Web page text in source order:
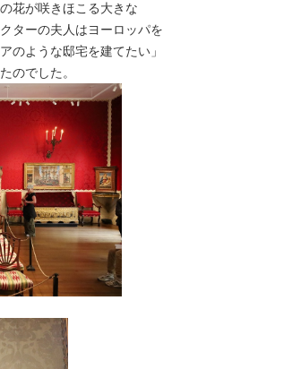
花が咲きほこる大きな
ターの夫人はヨーロッパを
のような邸宅を建てたい」
のでした。